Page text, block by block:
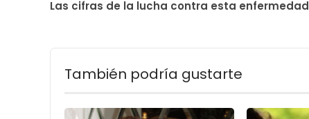
Las cifras de la lucha contra esta enfermedad
También podría gustarte